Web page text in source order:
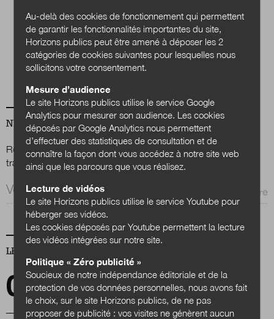
Quels services
publics en 2040 ?
Acheter
NEWSLETTER
Renseignez votre email afin de suivre l'actualité de la
transformation publique.
Email *
LES PLUS LUS
Jean-François Caron : « Je suis la première
génération qui a dû traiter l’après-mine »
Au-delà des cookies de fonctionnement qui permettent
de garantir les fonctionnalités importantes du site,
Horizons publics peut être amené à déposer les 2
catégories de cookies suivantes pour lesquelles nous
sollicitons votre consentement.
Mesure d’audience
Le site Horizons publics utilise le service Google
Analytics pour mesurer son audience. Les cookies
déposés par Google Analytics nous permettent
d’effectuer des statistiques de consultation et de
connaître la façon dont vous accédez à notre site web
ainsi que les parcours que vous réalisez.
Lecture de vidéos
Le site Horizons publics utilise le service Youtube pour
héberger ses vidéos.
Les cookies déposés par Youtube permettent la lecture
des vidéos intégrées sur notre site.
Politique « Zéro publicité »
Soucieux de notre indépendance éditoriale et de la
protection de vos données personnelles, nous avons fait
le choix, sur le site Horizons publics, de ne pas
proposer de publicité : vos visites ne génèrent aucun